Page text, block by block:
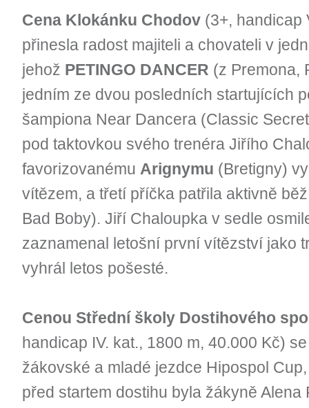
Cena Klokánku Chodov (3+, handicap
přinesla radost majiteli a chovateli v
jehož PETINGO DANCER (z Premona,
jedním ze dvou posledních startujících
šampiona Near Dancera (Classic
pod taktovkou svého trenéra Jiřího
favorizovanému Arignymu (Bretigny)
vítězem, a třetí příčka patřila aktivně
Bad Boby). Jiří Chaloupka v sedle
zaznamenal letošní první vítězství jako
vyhrál letos pošesté.
Cenou Střední školy Dostihového
handicap IV. kat., 1800 m, 40.000 Kč)
žákovské a mladé jezdce Hipospol
před startem dostihu byla žákyně Alena